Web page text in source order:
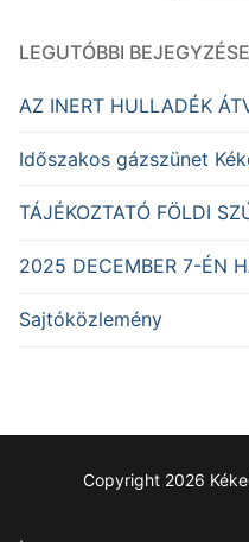
LEGUTÓBBI
AZ INERT HULLADÉK
Időszakos gázszünet
TÁJÉKOZTATÓ FÖLDI
2025 DECEMBER 7-ÉN
Sajtóközlemény
Copyright 2026